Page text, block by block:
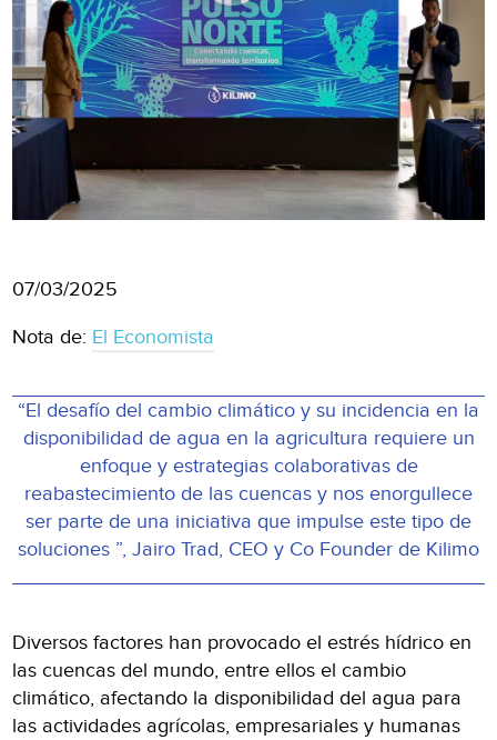
07/03/2025
Nota de: El Economista
“El desafío del cambio climático y su incidencia en la
disponibilidad de agua en la agricultura requiere un
enfoque y estrategias colaborativas de
reabastecimiento de las cuencas y nos enorgullece
ser parte de una iniciativa que impulse este tipo de
soluciones ”, Jairo Trad, CEO y Co Founder de Kilimo
Diversos factores han provocado el estrés hídrico en
las cuencas del mundo, entre ellos el cambio
climático, afectando la disponibilidad del agua para
las actividades agrícolas, empresariales y humanas